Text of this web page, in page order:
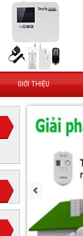
GIỚI THIỆU